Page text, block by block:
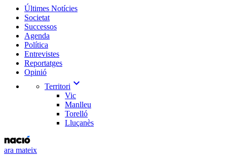
Últimes Notícies
Societat
Successos
Agenda
Política
Entrevistes
Reportatges
Opinió
Territori expand_more
Vic
Manlleu
Torelló
Lluçanès
ara mateix